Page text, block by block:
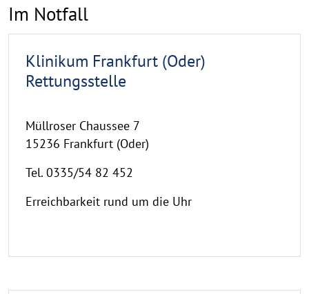
Im Notfall
Klinikum Frankfurt (Oder)
Rettungsstelle
Müllroser Chaussee 7
15236 Frankfurt (Oder)
Tel. 0335/54 82 452
Erreichbarkeit rund um die Uhr